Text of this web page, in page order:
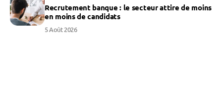
Recrutement banque : le secteur attire de moins
en moins de candidats
5 Août 2026